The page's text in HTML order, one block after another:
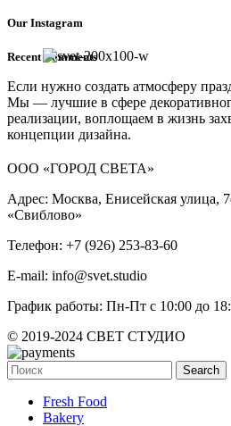
Our Instagram
Recent Comments
Если нужно создать атмосферу
Мы — лучшие в сфере
реализации, воплощаем в жизнь
концепции дизайна.
ООО «ГОРОД СВЕТА»
Адрес: Москва, Енисейская улица,
«Свиблово»
Телефон: +7 (926) 253-83-60
E-mail: info@svet.studio
График работы: Пн-Пт с 10:00 до
© 2019-2024 СВЕТ СТУДИО
Search
Fresh Food
Bakery